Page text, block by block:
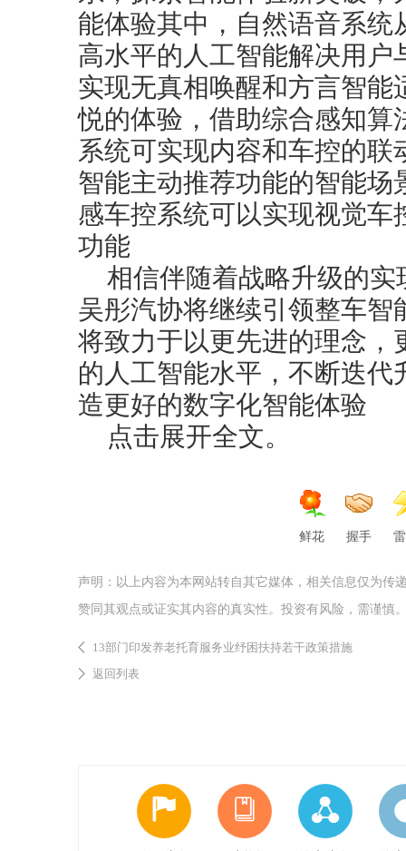
能体验其中，自然语音系
高水平的人工智能解决用
实现无真相唤醒和方言智
悦的体验，借助综合感知
系统可实现内容和车控的
智能主动推荐功能的智能
感车控系统可以实现视觉
功能
相信伴随着战略升级的
吴彤汽协将继续引领整车
将致力于以更先进的理念
的人工智能水平，不断迭
造更好的数字化智能体验
点击展开全文。
鲜花 握手
声明：以上内容为本网站转自其它媒体，相关信息仅为传
赞同其观点或证实其内容的真实性。投资有风险，需谨慎
13部门印发养老托育服务业纾困扶持若干政策措施
返回列表